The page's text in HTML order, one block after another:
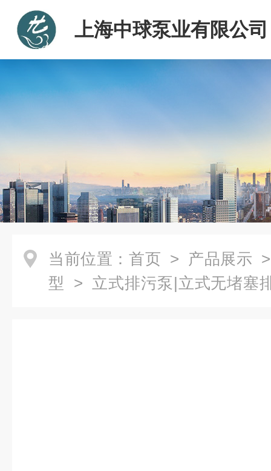
上海中球泵业有限公司
当前位置： 首页 > 产品展示
型 > 立式排污泵|立式无堵塞